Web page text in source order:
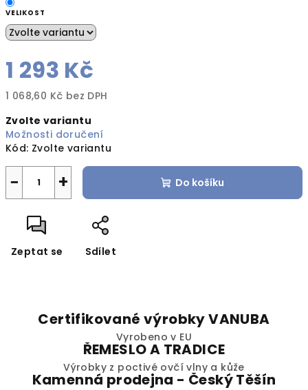
VELIKOST
1 293 Kč
1 068,60 Kč bez DPH
cena:
Zvolte variantu
Možnosti doručení
Kód: Zvolte variantu
+
− Do košíku
Zeptat se Sdílet
Certifikované výrobky VANUBA
Vyrobeno v EU
ŘEMESLO A TRADICE
Výrobky z poctivé ovčí vlny a kůže
Kamenná prodejna - Český Těšín